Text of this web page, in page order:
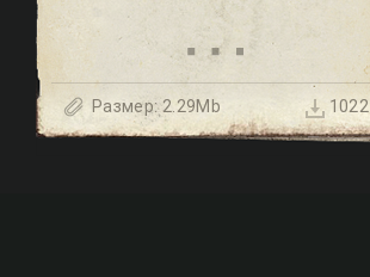
GTR
Размер: 2.29Mb 1022